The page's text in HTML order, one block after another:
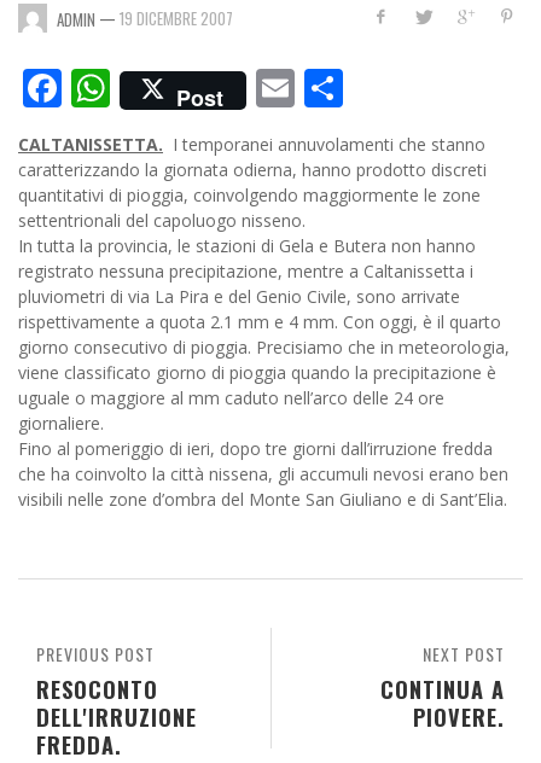
ADMIN — 19 DICEMBRE 2007
Facebook
WhatsApp
Post Email
CALTANISSETTA. I temporanei annuvolamenti che stanno
caratterizzando la giornata odierna, hanno prodotto discreti
quantitativi di pioggia, coinvolgendo maggiormente le zone
settentrionali del capoluogo nisseno.
In tutta la provincia, le stazioni di Gela e Butera non hanno
registrato nessuna precipitazione, mentre a Caltanissetta i
pluviometri di via La Pira e del Genio Civile, sono arrivate
rispettivamente a quota 2.1 mm e 4 mm. Con oggi, è il quarto
giorno consecutivo di pioggia. Precisiamo che in meteorologia,
viene classificato giorno di pioggia quando la precipitazione è
uguale o maggiore al mm caduto nell’arco delle 24 ore
giornaliere.
Fino al pomeriggio di ieri, dopo tre giorni dall’irruzione fredda
che ha coinvolto la città nissena, gli accumuli nevosi erano ben
visibili nelle zone d’ombra del Monte San Giuliano e di Sant’Elia.
NEXT POST
CONTINUA A
PIOVERE.
PREVIOUS POST
RESOCONTO
DELL'IRRUZIONE
FREDDA.